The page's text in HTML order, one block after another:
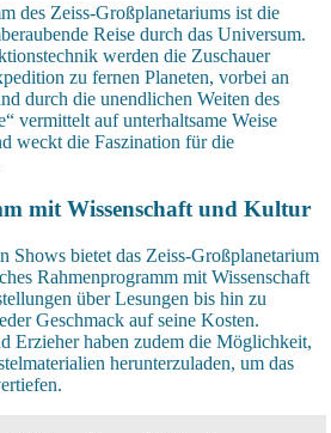
des Zeiss-Großplanetariums ist die
Reise durch das Universum.
werden die Zuschauer
zu fernen Planeten, vorbei an
durch die unendlichen Weiten des
vermittelt auf unterhaltsame Weise
weckt die Faszination für die
mit Wissenschaft und Kultur
Shows bietet das Zeiss-Großplanetarium
Rahmenprogramm mit Wissenschaft
über Lesungen bis hin zu
Geschmack auf seine Kosten.
Erzieher haben zudem die Möglichkeit,
herunterzuladen, um das